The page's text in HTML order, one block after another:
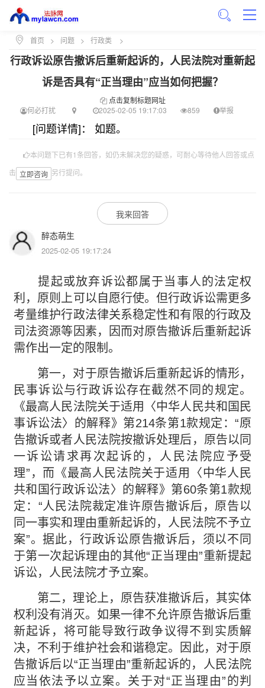
首页 > 问题 > 行政类 >
行政诉讼原告撤诉后重新起诉的，人民法院对重新起
诉是否具有“正当理由”应当如何把握？
点击复制标题网址
何必打扰
2025-02-05 19:17:03 859 举报
[问题详情]： 如题。
本问题下已有1条回答，如仍未解决您的疑惑，可耐心等待他人回答或点
击 立即咨询 另行提问。
我来回答
醉态萌生
2025-02-05 19:17:24
提起或放弃诉讼都属于当事人的法定权
利，原则上可以自愿行使。但行政诉讼需更多
考量维护行政法律关系稳定性和有限的行政及
司法资源等因素，因而对原告撤诉后重新起诉
需作出一定的限制。
第一，对于原告撤诉后重新起诉的情形，
民事诉讼与行政诉讼存在截然不同的规定。
《最高人民法院关于适用〈中华人民共和国民
事诉讼法〉的解释》第214条第1款规定：“原
告撤诉或者人民法院按撤诉处理后，原告以同
一诉讼请求再次起诉的，人民法院应予受
理”，而《最高人民法院关于适用〈中华人民
共和国行政诉讼法〉的解释》第60条第1款规
定：“人民法院裁定准许原告撤诉后，原告以
同一事实和理由重新起诉的，人民法院不予立
案”。据此，行政诉讼原告撤诉后，须以不同
于第一次起诉理由的其他“正当理由”重新提起
诉讼，人民法院才予立案。
第二，理论上，原告获准撤诉后，其实体
权利没有消灭。如果一律不允许原告撤诉后重
新起诉，将可能导致行政争议得不到实质解
决，不利于维护社会和谐稳定。因此，对于原
告撤诉后以“正当理由”重新起诉的，人民法院
应当依法予以立案。关于对“正当理由”的判